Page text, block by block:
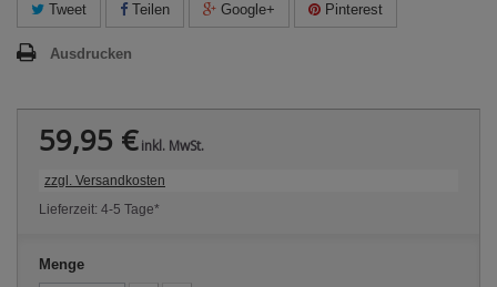
Tweet Teilen Google+ Pinterest
Ausdrucken
59,95 €inkl. MwSt.
zzgl. Versandkosten
Lieferzeit: 4-5 Tage*
Menge